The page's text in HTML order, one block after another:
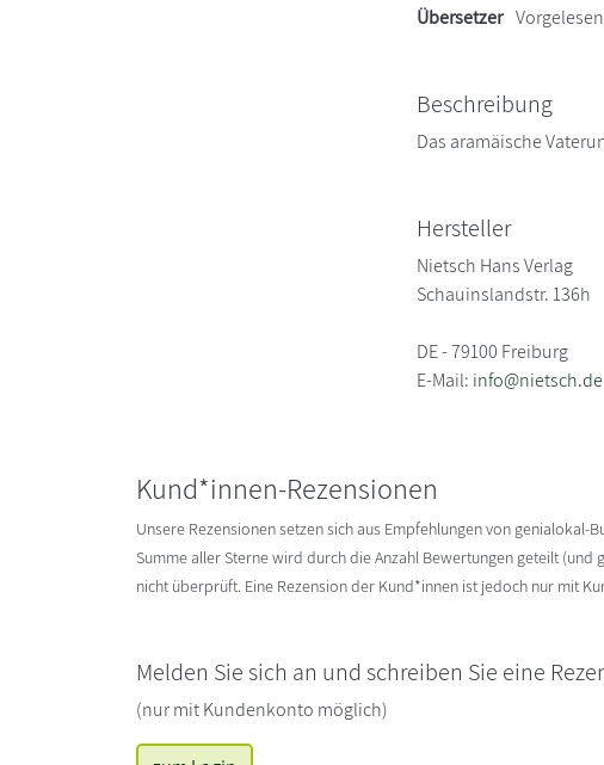
Übersetzer
Beschreibung
Das aramäische
Hersteller
Nietsch Hans Verlag
Schauinslandstr. 136h
DE - 79100 Freiburg
E-Mail: info@nietsch.de
Kund*innen-Rezensionen
Unsere Rezensionen setzen sich aus Empfehlungen von
Summe aller Sterne wird durch die Anzahl Bewertungen geteilt
nicht überprüft. Eine Rezension der Kund*innen ist jedoch nur mit
Melden Sie sich an und schreiben Sie eine
(nur mit Kundenkonto möglich)